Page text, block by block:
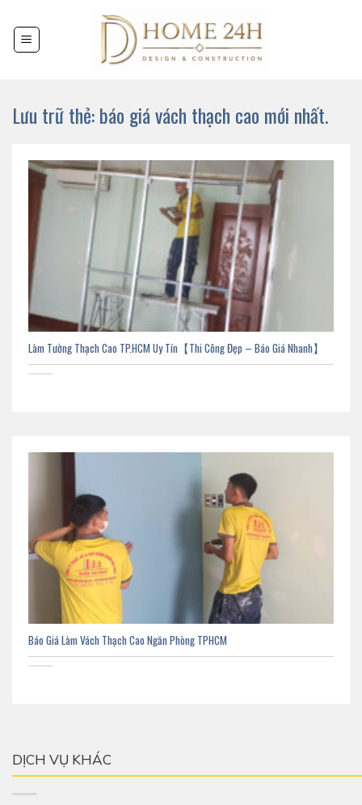
đến
nội
Lưu trữ thẻ:báo giá vách thạch cao mới nhất.
Làm Tường Thạch Cao TP.HCM Uy Tín【Thi Công Đẹp – Báo Giá Nhanh】
Báo Giá Làm Vách Thạch Cao Ngăn Phòng TPHCM
DỊCH VỤ KHÁC